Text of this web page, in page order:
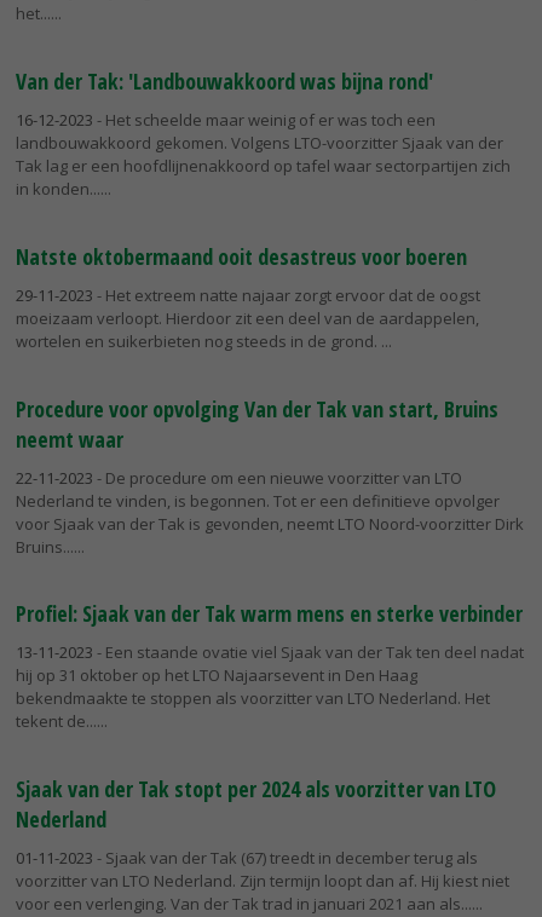
het...
Van der Tak: 'Landbouwakkoord was bijna rond'
16-12-2023 - Het scheelde maar weinig of er was toch een
landbouwakkoord gekomen. Volgens LTO-voorzitter Sjaak van der
Tak lag er een hoofdlijnenakkoord op tafel waar sectorpartijen zich
in konden...
Natste oktobermaand ooit desastreus voor boeren
29-11-2023 - Het extreem natte najaar zorgt ervoor dat de oogst
moeizaam verloopt. Hierdoor zit een deel van de aardappelen,
wortelen en suikerbieten nog steeds in de grond.
Procedure voor opvolging Van der Tak van start, Bruins
neemt waar
22-11-2023 - De procedure om een nieuwe voorzitter van LTO
Nederland te vinden, is begonnen. Tot er een definitieve opvolger
voor Sjaak van der Tak is gevonden, neemt LTO Noord-voorzitter Dirk
Bruins...
Profiel: Sjaak van der Tak warm mens en sterke verbinder
13-11-2023 - Een staande ovatie viel Sjaak van der Tak ten deel nadat
hij op 31 oktober op het LTO Najaarsevent in Den Haag
bekendmaakte te stoppen als voorzitter van LTO Nederland. Het
tekent de...
Sjaak van der Tak stopt per 2024 als voorzitter van LTO
Nederland
01-11-2023 - Sjaak van der Tak (67) treedt in december terug als
voorzitter van LTO Nederland. Zijn termijn loopt dan af. Hij kiest niet
voor een verlenging. Van der Tak trad in januari 2021 aan als...